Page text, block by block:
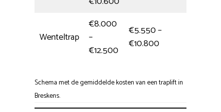
Wenteltrap
€8.000
–
€12.500
€5.550 –
€10.800
Schema met de gemiddelde kosten van een traplift in
Breskens.